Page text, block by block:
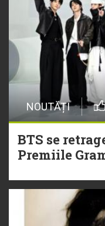
NOUTĂȚI
BTS se
Premiile